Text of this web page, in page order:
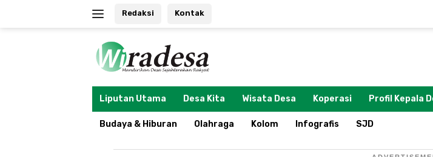
Redaksi Kontak
Liputan Utama Desa Kita Wisata Desa Koperasi Profil Kepala
Budaya & Hiburan Olahraga Kolom Infografis SJD